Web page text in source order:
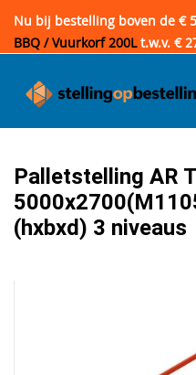
Nu bij bestelling boven de €
BBQ / Vuurkorf 200Lt.w.v. €
Palletstelling AR
(hxbxd) 3 niveaus